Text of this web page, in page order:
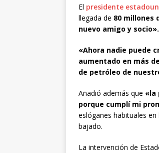
El presidente
llegada de 80 millones
nuevo amigo y socio».
«Ahora nadie puede
aumentado en más
de petróleo de
Añadió además que «la
porque cumplí mi
eslóganes habituales
bajado.
La intervención de